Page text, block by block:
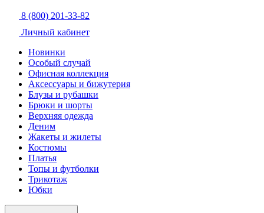
8 (800) 201-33-82
Личный кабинет
Новинки
Особый случай
Офисная коллекция
Аксессуары и бижутерия
Блузы и рубашки
Брюки и шорты
Верхняя одежда
Деним
Жакеты и жилеты
Костюмы
Платья
Топы и футболки
Трикотаж
Юбки